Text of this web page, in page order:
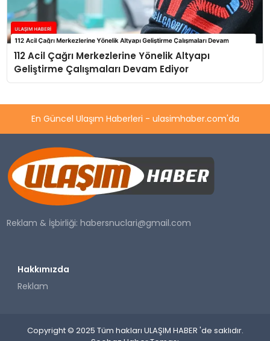
112 Acil Çağrı Merkezlerine Yönelik Altyapı
Geliştirme Çalışmaları Devam Ediyor
En Güncel Ulaşım Haberleri - ulasimhaber.com'da
Reklam & İşbirliği:habersnuclari@gmail.com
Hakkımızda
Reklam
Copyright © 2025 Tüm hakları ULAŞIM HABER 'de saklıdır.